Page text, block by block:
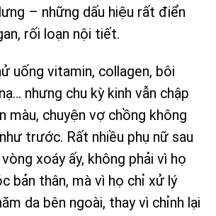
– những dấu hiệu rất điển
rối loạn nội tiết.
uống vitamin, collagen, bôi
nhưng chu kỳ kinh vẫn chập
màu, chuyện vợ chồng không
trước. Rất nhiều phụ nữ sau
xoáy ấy, không phải vì họ
bản thân, mà vì họ chỉ xử lý
da bên ngoài, thay vì chỉnh lại